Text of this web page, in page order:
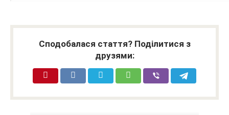
Сподобалася стаття? Поділитися з
друзями: